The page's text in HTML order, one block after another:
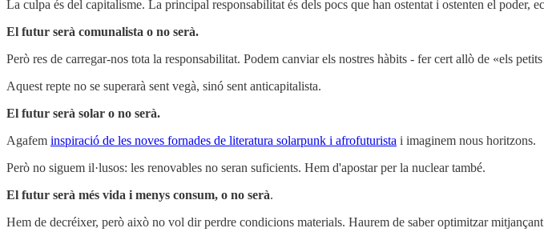
La culpa és del capitalisme. La principal responsabilitat és dels pocs que han ostentat i ostenten el poder,
El futur serà comunalista o no serà.
Però res de carregar-nos tota la responsabilitat. Podem canviar els nostres hàbits - fer cert allò de «els
Aquest repte no se superarà sent vegà, sinó sent anticapitalista.
El futur serà solar o no serà.
Agafem inspiració de les noves fornades de literatura solarpunk i afrofuturista i imaginem nous horitzons.
Però no siguem il·lusos: les renovables no seran suficients. Hem d'apostar per la nuclear també.
El futur serà més vida i menys consum, o no serà.
Hem de decréixer, però això no vol dir perdre condicions materials. Haurem de saber optimitzar